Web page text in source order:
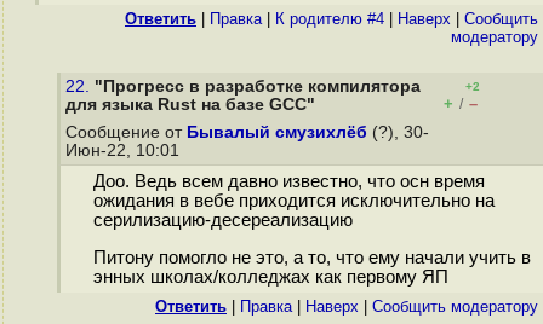
Ответить Правка| К родителю #4 Наверх
Cообщить
модератору
22. "Прогресс в разработке компилятора
для языка Rust на базе GCC"
+2
+ / –
Сообщение от Бывалый смузихлёб (?), 30-
Июн-22, 10:01
Доо. Ведь всем давно известно, что осн время
ожидания в вебе приходится исключительно на
серилизацию-десереализацию
Питону помогло не это, а то, что ему начали учить в
энных школах/колледжах как первому ЯП
Ответить Правка| Наверх Cообщить модератору